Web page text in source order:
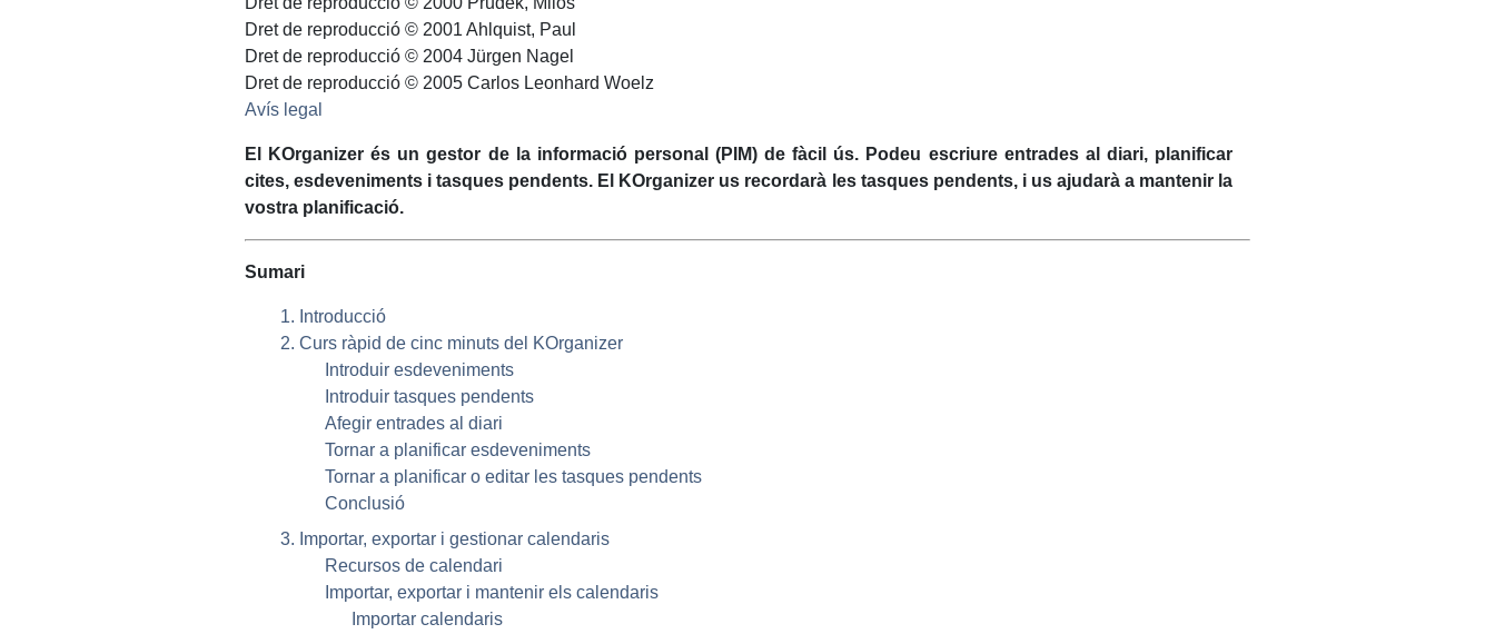
Dret de reproducció © 2001 Ahlquist, Paul
Dret de reproducció © 2004 Jürgen Nagel
Dret de reproducció © 2005 Carlos Leonhard Woelz
Avís legal
El KOrganizer és un gestor de la informació personal (PIM) de fàcil ús. Podeu escriure entrades al diari, planificar
cites, esdeveniments i tasques pendents. El
KOrganizer us recordarà les tasques pendents, i us ajudarà a mantenir la
vostra planificació.
Sumari
1. Introducció
2. Curs ràpid de cinc minuts del KOrganizer
Introduir esdeveniments
Introduir tasques pendents
Afegir entrades al diari
Tornar a planificar esdeveniments
Tornar a planificar o editar les tasques pendents
Conclusió
3. Importar, exportar i gestionar calendaris
Recursos de calendari
Importar, exportar i mantenir els calendaris
Importar calendaris